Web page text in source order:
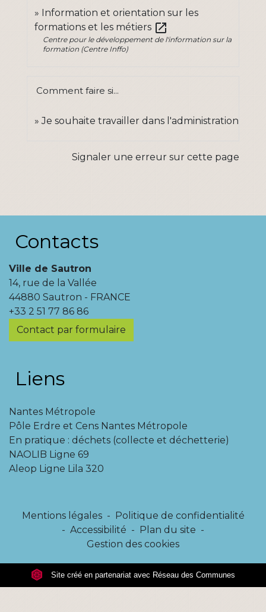
Information et orientation sur les
formations et les métiers open_in_new
Centre pour le développement de l'information sur la
formation (Centre Inffo)
Comment faire si...
Je souhaite travailler dans l'administration
Signaler une erreur sur cette page
Contacts
Ville de Sautron
14, rue de la Vallée
44880 Sautron - FRANCE
+33 2 51 77 86 86
Contact par formulaire
Liens
Nantes Métropole
Pôle Erdre et Cens Nantes Métropole
En pratique : déchets (collecte et déchetterie)
NAOLIB Ligne 69
Aleop Ligne Lila 320
Mentions légales - Politique de confidentialité
- Accessibilité - Plan du site -
Gestion des cookies
Site créé en partenariat avec Réseau des Communes